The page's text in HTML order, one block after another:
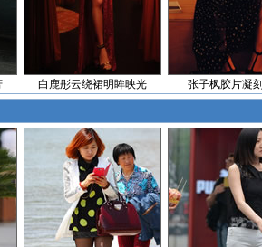
白鹿彤云绕裙明眸映光 张子枫胶片凝